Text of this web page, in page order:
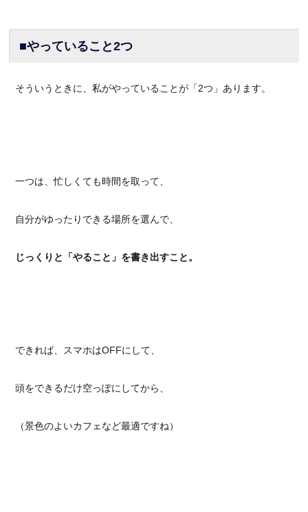
■やっていること2つ
そういうときに、私がやっていることが「2つ」あります。
一つは、忙しくても時間を取って、
自分がゆったりできる場所を選んで、
じっくりと「やること」を書き出すこと。
できれば、スマホはOFFにして、
頭をできるだけ空っぽにしてから、
（景色のよいカフェなど最適ですね）